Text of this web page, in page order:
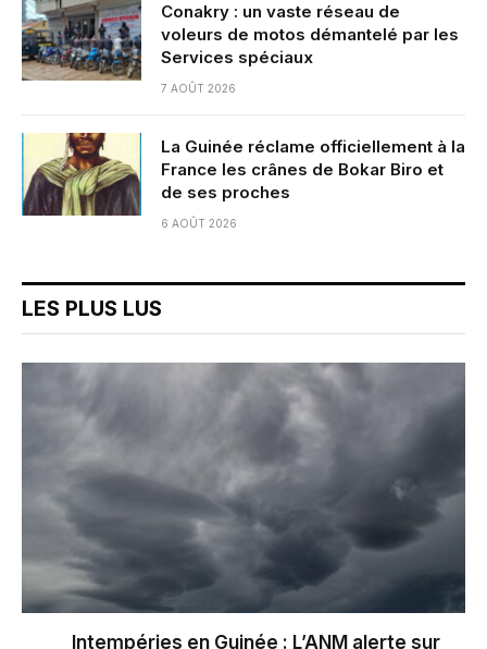
Conakry : un vaste réseau de
voleurs de motos démantelé par les
Services spéciaux
7 AOÛT 2026
La Guinée réclame officiellement à la
France les crânes de Bokar Biro et
de ses proches
6 AOÛT 2026
LES PLUS LUS
Intempéries en Guinée : L’ANM alerte sur